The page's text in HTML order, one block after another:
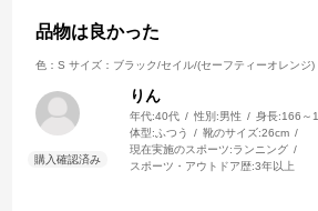
品物は良かった
色：S サイズ：ブラック/セイル/(セーフティーオレンジ)
りん
年代:40代 性別:男性 身長:166～
体型: ふつう 靴のサイズ:26cm
現在実施のスポーツ:ランニング
スポーツ・アウトドア歴:3年以上